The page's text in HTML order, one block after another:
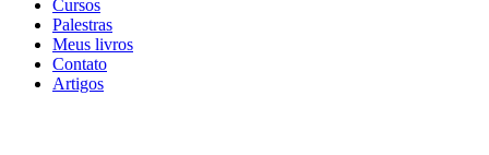
Cursos
Palestras
Meus livros
Contato
Artigos